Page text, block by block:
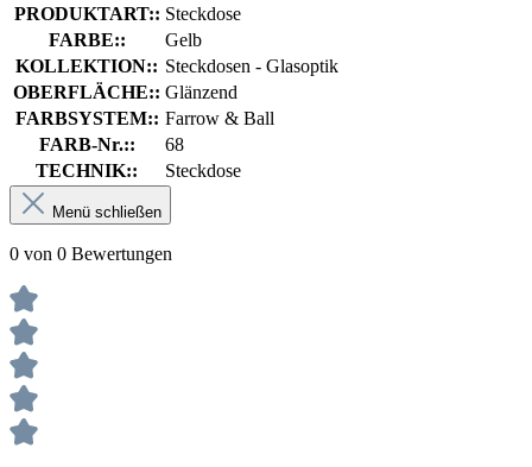
PRODUKTART:: Steckdose
FARBE::
Gelb
KOLLEKTION:: Steckdosen - Glasoptik
OBERFLÄCHE:: Glänzend
FARBSYSTEM:: Farrow & Ball
FARB-Nr.::
68
TECHNIK::
Steckdose
Menü schließen
0 von 0 Bewertungen